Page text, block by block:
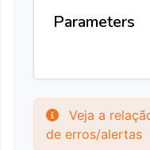
Parameters
Veja a
de erros/alertas